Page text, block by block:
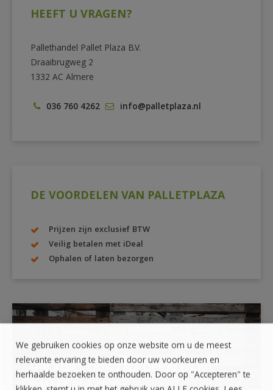
HEEFT U VRAGEN?
Pallethandel Pallet Plaza B.V.
Draaibrugweg 2
1332 AC Almere
036 760 4262 info@palletplaza.nl
DE VOORDELEN VAN PALLETPLAZA
Prijzen zijn exclusief BTW
Veilig betalen met iDeal
Ophalen of laten bezorgen
UW KUNT OOK ZELF OPHALEN BIJ
We gebruiken cookies op onze website om u de meest
relevante ervaring te bieden door uw voorkeuren en
herhaalde bezoeken te onthouden. Door op "Accepteren" te